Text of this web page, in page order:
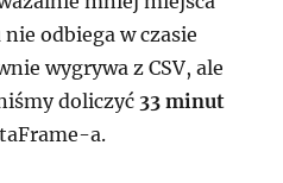
odbiega w czasie
wygrywa z CSV, ale
doliczyć 33 minut
a.